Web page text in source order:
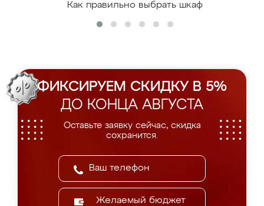
Как правильно выбрать шкаф
ФИКСИРУЕМ СКИДКУ В 5%
ДО КОНЦА АВГУСТА
Оставьте заявку сейчас, скидка
сохранится.
Желаемый бюджет